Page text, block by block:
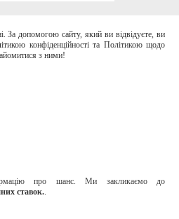
За допомогою сайту, який ви відвідуєте, ви
конфіденційності та Політикою щодо
з ними!
про шанс. Ми закликаємо до
ставок.